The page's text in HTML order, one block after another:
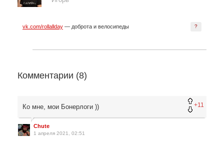
?
vk.com/rollallday — доброта и велосипеды
Комментарии (8)
+11
Ко мне, мои Бонерлоги ))
Chute
1 апреля 2021, 02:51